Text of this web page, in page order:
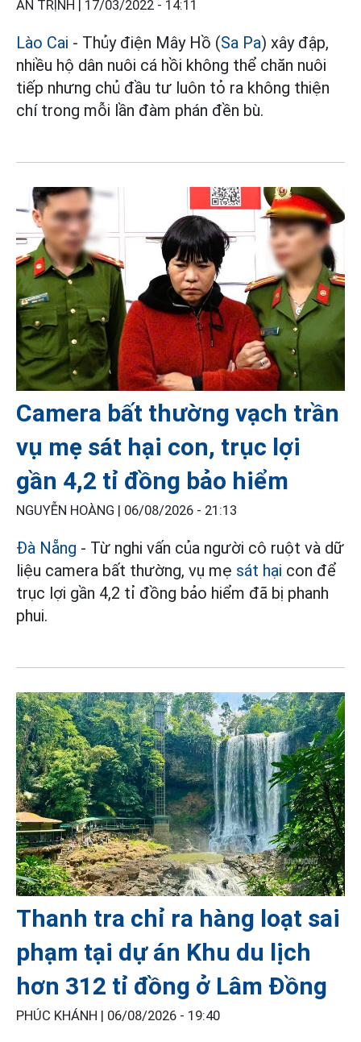
AN TRỊNH | 17/03/2022 - 14:11
Lào Cai - Thủy điện Mây Hồ (Sa Pa) xây đập,
nhiều hộ dân nuôi cá hồi không thể chăn nuôi
tiếp nhưng chủ đầu tư luôn tỏ ra không thiện
chí trong mỗi lần đàm phán đền bù.
Camera bất thường vạch trần
vụ mẹ sát hại con, trục lợi
gần 4,2 tỉ đồng bảo hiểm
NGUYỄN HOÀNG | 06/08/2026 - 21:13
Đà Nẵng - Từ nghi vấn của người cô ruột và dữ
liệu camera bất thường, vụ mẹ sát hại con để
trục lợi gần 4,2 tỉ đồng bảo hiểm đã bị phanh
phui.
Thanh tra chỉ ra hàng loạt sai
phạm tại dự án Khu du lịch
hơn 312 tỉ đồng ở Lâm Đồng
PHÚC KHÁNH | 06/08/2026 - 19:40